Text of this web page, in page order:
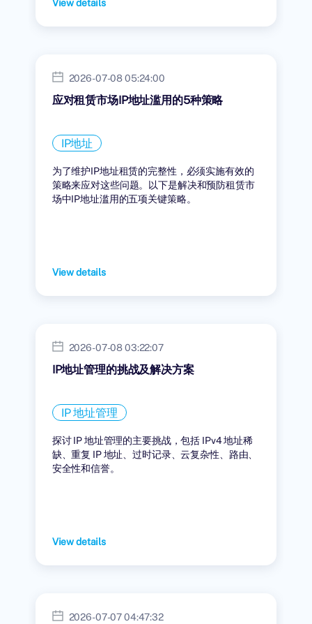
View details
2026-07-08 05:24:00
应对租赁市场IP地址滥用的5种策略
IP地址
为了维护IP地址租赁的完整性，必须实施有效的
策略来应对这些问题。以下是解决和预防租赁市
场中IP地址滥用的五项关键策略。
View details
2026-07-08 03:22:07
IP地址管理的挑战及解决方案
IP 地址管理
探讨 IP 地址管理的主要挑战，包括 IPv4 地址稀
缺、重复 IP 地址、过时记录、云复杂性、路由、
安全性和信誉。
View details
2026-07-07 04:47:32